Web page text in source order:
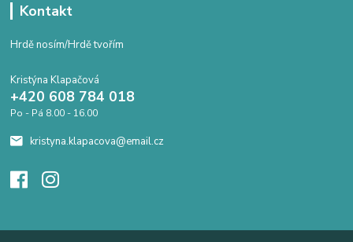
Kontakt
Hrdě nosím/Hrdě tvořím
Kristýna Klapačová
+420 608 784 018
Po - Pá 8.00 - 16.00
kristyna.klapacova@email.cz